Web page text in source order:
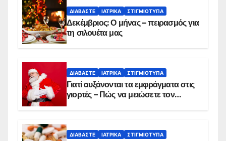
ΔΙΑΒΆΣΤΕ ΙΑΤΡΙΚΆ ΣΤΙΓΜΙΌΤΥΠΑ
Δεκέμβριος: Ο μήνας – πειρασμός για
τη σιλουέτα μας
ΔΙΑΒΆΣΤΕ ΙΑΤΡΙΚΆ ΣΤΙΓΜΙΌΤΥΠΑ
Γιατί αυξάνονται τα εμφράγματα στις
γιορτές – Πώς να μειώσετε τον
ΔΙΑΒΆΣΤΕ ΙΑΤΡΙΚΆ ΣΤΙΓΜΙΌΤΥΠΑ